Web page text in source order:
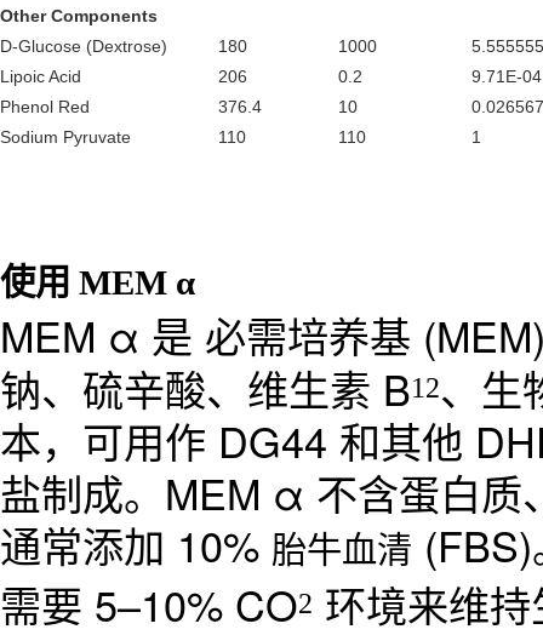
Other Components
D-Glucose (Dextrose)
180 1000
Lipoic Acid
206 0.2
9.71E-04
Phenol Red
376.4 10
Sodium Pyruvate
110 110 1
使用 MEM α
MEM α 是 必需培养基
钠、硫辛酸、维生素 B12、生
本，可用作 DG44 和其他
盐制成。MEM α 不含蛋白
通常添加 10% 胎牛血清
需要 5–10% CO2 环境来维